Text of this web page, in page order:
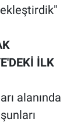
İLK
alanında